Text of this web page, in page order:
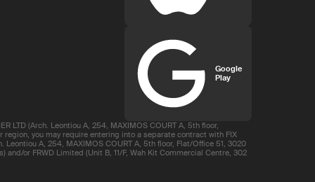
Google
Play
LTD (Arch. Leontiou A, 254, MAXIMOS COURT A, 5th floor,
you may require entering into a separate contract with FIX
Leontiou A, 254, MAXIMOS COURT A, 5th floor, Flat/Office 51, 3020
and/or FRWD Limited (Unit B, 11/F, Wah Kit Commercial Centre, 302